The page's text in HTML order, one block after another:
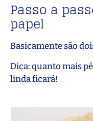
Passo a
papel
Basicamente são
Dica: quanto mais
linda ficará!